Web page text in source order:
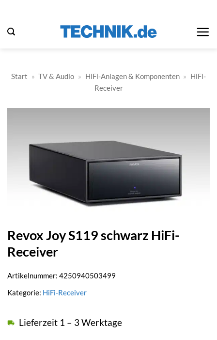
springen
Start » TV & Audio » HiFi-Anlagen & Komponenten » HiFi-
Receiver
Revox Joy S119 schwarz HiFi-
Receiver
Lieferzeit 1 – 3 Werktage
Artikelnummer: 4250940503499
Kategorie: HiFi-Receiver